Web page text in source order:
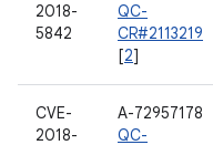
2018-
5842
QC-
CR#2113219
[2]
CVE-
2018-
A-72957178
QC-